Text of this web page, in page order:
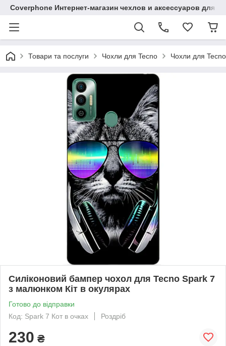
Coverphone Интернет-магазин чехлов и аксессуаров для
Товари та послуги Чохли для Tecno Чохли для
Силіконовий бампер чохол для Tecno Spark 7
з малюнком Кіт в окулярах
Готово до відправки
Код: Spark 7 Кот в очках
Роздріб
230 ₴